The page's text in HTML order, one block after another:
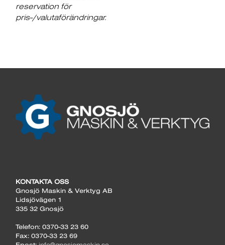
reservation för
pris-/valutaförändringar.
KONTAKTA OSS
Gnosjö Maskin & Verktyg AB
Lidsjövägen 1
335 32 Gnosjö
Telefon: 0370-33 23 60
Fax: 0370-33 23 69